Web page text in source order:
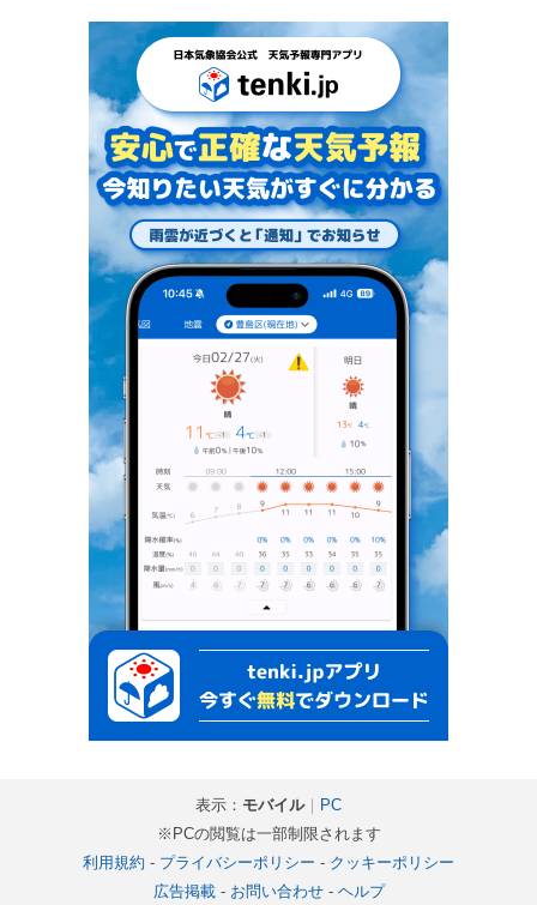
表示： モバイル｜ PC
※PCの閲覧は一部制限されます
利用規約 - プライバシーポリシー - クッキーポリシー
広告掲載- お問い合わせ- ヘルプ